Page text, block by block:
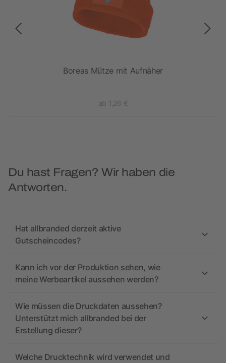
Boreas Mütze mit Aufnäher
ab 1,26 €
Du hast Fragen? Wir haben die
Antworten.
Hat allbranded derzeit aktive
Gutscheincodes?
Kann ich vor der Produktion sehen, wie
meine Werbeartikel aussehen werden?
Wie müssen die Druckdaten aussehen?
Unterstützt mich allbranded bei der
Erstellung dieser?
Welche Drucktechnik wird verwendet und